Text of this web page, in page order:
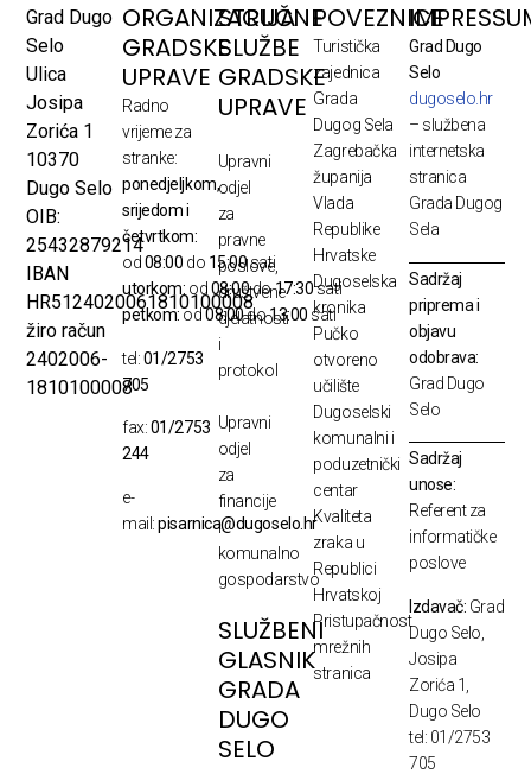
Grad Dugo
Selo
Ulica
Josipa
Zorića 1
10370
Dugo Selo
OIB:
25432879214
IBAN
HR5124020061810100008
žiro račun
2402006-
1810100008
ORGANIZACIJA
GRADSKE
UPRAVE
Radno
vrijeme za
stranke:
ponedjeljkom,
srijedom i
četvrtkom:
od08:00 do 15:00sati
utorkom: od08:00do17:30sati
petkom:od08:00do13:00 sati
tel:01/2753
705
fax:01/2753
244
e-
mail:pisarnica@dugoselo.hr
STRUČNE
SLUŽBE
GRADSKE
UPRAVE
Upravni
odjel
za
pravne
poslove,
društvene
djelatnosti
i
protokol
Upravni
odjel
za
financije
i
komunalno
gospodarstvo
SLUŽBENI
GLASNIK
GRADA
DUGO
SELO
POVEZNICE
Turistička
zajednica
Grada
Dugog Sela
Zagrebačka
županija
Vlada
Republike
Hrvatske
Dugoselska
kronika
Pučko
otvoreno
učilište
Dugoselski
komunalni i
poduzetnički
centar
Kvaliteta
zraka u
Republici
Hrvatskoj
Pristupačnost
mrežnih
stranica
Grad Dugo
Selo
dugoselo.hr
– službena
internetska
stranica
Grada Dugog
Sela
Sadržaj
priprema i
objavu
odobrava:
Grad Dugo
Selo
Sadržaj
unose:
Referent za
informatičke
poslove
Izdavač: Grad
Dugo Selo,
Josipa
Zorića 1,
Dugo Selo
tel: 01/2753
705